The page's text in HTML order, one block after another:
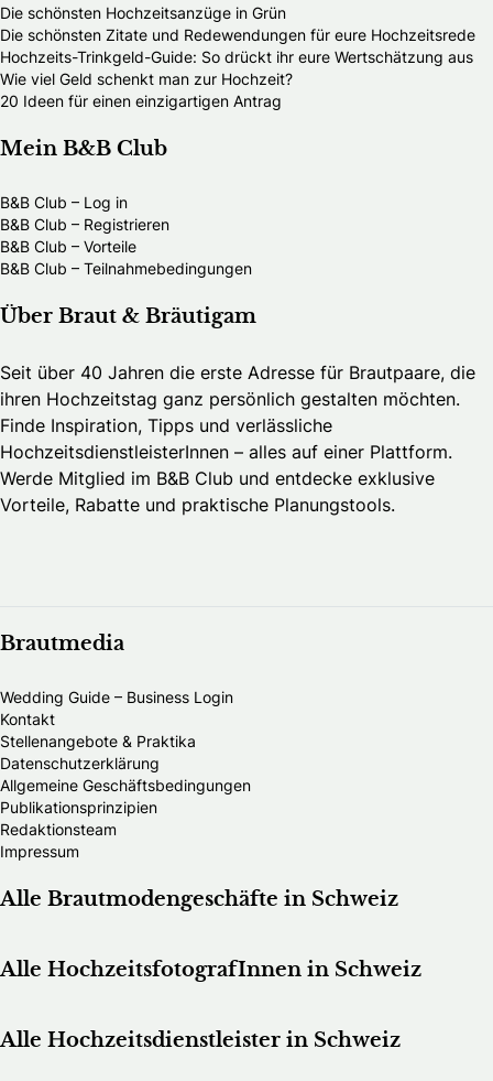
Die schönsten Hochzeitsanzüge in Grün
Die schönsten Zitate und Redewendungen für eure Hochzeitsrede
Hochzeits-Trinkgeld-Guide: So drückt ihr eure Wertschätzung aus
Wie viel Geld schenkt man zur Hochzeit?
20 Ideen für einen einzigartigen Antrag
Mein B&B Club
B&B Club – Log in
B&B Club – Registrieren
B&B Club – Vorteile
B&B Club – Teilnahmebedingungen
Über Braut & Bräutigam
Seit über 40 Jahren die erste Adresse für Brautpaare, die
ihren Hochzeitstag ganz persönlich gestalten möchten.
Finde Inspiration, Tipps und verlässliche
HochzeitsdienstleisterInnen – alles auf einer Plattform.
Werde Mitglied im B&B Club und entdecke exklusive
Vorteile, Rabatte und praktische Planungstools.
Brautmedia
Wedding Guide – Business Login
Kontakt
Stellenangebote & Praktika
Datenschutzerklärung
Allgemeine Geschäftsbedingungen
Publikationsprinzipien
Redaktionsteam
Impressum
Alle Brautmodengeschäfte in Schweiz
Alle HochzeitsfotografInnen in Schweiz
Alle Hochzeitsdienstleister in Schweiz